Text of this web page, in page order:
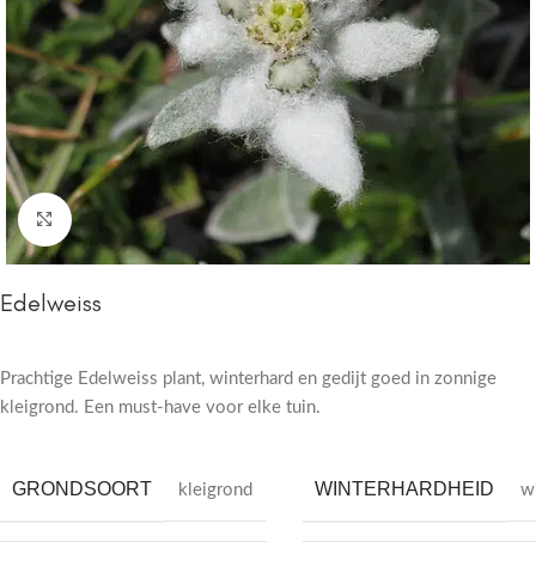
Click to enlarge
Edelweiss
Prachtige Edelweiss plant, winterhard en gedijt goed in zonnige
kleigrond. Een must-have voor elke tuin.
GRONDSOORT kleigrond WINTERHARDHEID